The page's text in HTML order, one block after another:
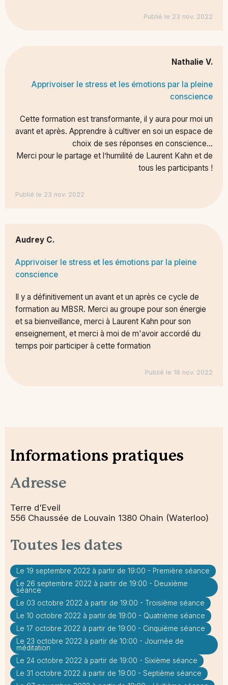
Publié le 23 nov. 2022
Nathalie V.
Apprivoiser le stress et les émotions par la pleine
conscience
Cette formation est transformante, il y aura pour moi un
avant et après. Apprendre à cultiver en soi un espace de
choix de ses réponses en conscience…
Merci pour le partage et l’humilité de Laurent Kahn et de
tous les participants !
Publié le 23 nov. 2022
Audrey C.
Apprivoiser le stress et les émotions par la pleine
conscience
Il y a définitivement un avant et un après ce cycle de
formation au MBSR. Merci au groupe pour son énergie
et sa bienveillance, merci à Laurent Kahn pour son
enseignement, et merci à moi de m'avoir accordé du
temps poir participer à cette formation
Publié le 18 nov. 2022
Informations pratiques
Adresse
Terre d'Eveil
556 Chaussée de Louvain 1380 Ohain (Waterloo)
Toutes les dates
Le 19 septembre 2022 à partir de 19:00 - Première séance
Le 26 septembre 2022 à partir de 19:00 - Deuxième
séance
Le 03 octobre 2022 à partir de 19:00 - Troisième séance
Le 10 octobre 2022 à partir de 19:00 - Quatrième séance
Le 17 octobre 2022 à partir de 19:00 - Cinquième séance
Le 23 octobre 2022 à partir de 10:00 - Journée de
méditation
Le 24 octobre 2022 à partir de 19:00 - Sixième séance
Le 31 octobre 2022 à partir de 19:00 - Septième séance